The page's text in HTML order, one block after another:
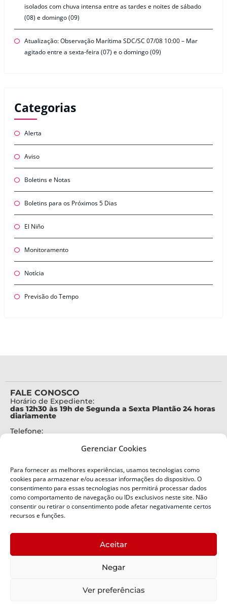
Gerenciar Cookies
Para fornecer as melhores experiências, usamos tecnologias como
cookies para armazenar e/ou acessar informações do dispositivo. O
consentimento para essas tecnologias nos permitirá processar dados
como comportamento de navegação ou IDs exclusivos neste site. Não
consentir ou retirar o consentimento pode afetar negativamente certos
recursos e funções.
Aceitar
Negar
Ver preferências
isolados com chuva intensa entre as tardes e noites de sábado
(08) e domingo (09)
Atualização: Observação Marítima SDC/SC 07/08 10:00 – Mar
agitado entre a sexta-feira (07) e o domingo (09)
Categorias
Alerta
Aviso
Boletins e Notas
Boletins para os Próximos 5 Dias
El Niño
Monitoramento
Notícia
Previsão do Tempo
FALE CONOSCO
Horário de Expediente:
das 12h30 às 19h de Segunda a Sexta Plantão 24 horas
diariamente
Telefone:
Alertas Defesa Civil:
SMS 40199
ENDEREÇO
Defesa Civil do Estado de Santa Catarina
Bairro:
Capoeiras, Florianópolis, SC
Política de Privacidade